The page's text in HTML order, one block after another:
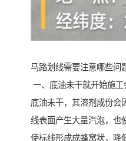
马路划线需要注意哪些问
一、底油未干就开始施
底油未干，其溶剂成份会
线表面产生大量汽泡，也
使标线形成成蜂窝状，降